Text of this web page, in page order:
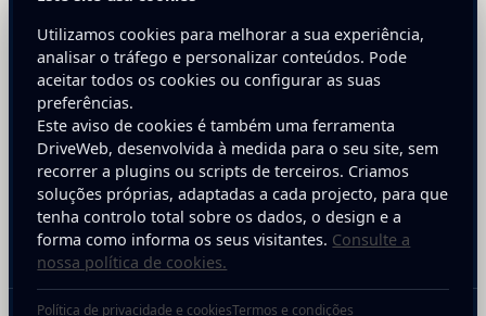
sua empresa.
E-mail
Inscreva-se
Utilizamos cookies para melhorar a sua experiência,
analisar o tráfego e personalizar conteúdos. Pode
aceitar todos os cookies ou configurar as suas
preferências.
Este aviso de cookies é também uma ferramenta
DriveWeb, desenvolvida à medida para o seu site, sem
recorrer a plugins ou scripts de terceiros. Criamos
soluções próprias, adaptadas a cada projecto, para que
tenha controlo total sobre os dados, o design e a
forma como informa os seus visitantes. Consulte a
nossa política de cookies.
Política de privacidade e cookiesTermos e condições